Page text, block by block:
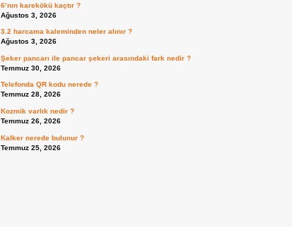
6’nın karekökü kaçtır ?
Ağustos 3, 2026
3.2 harcama kaleminden neler alınır ?
Ağustos 3, 2026
Şeker pancarı ile pancar şekeri arasındaki fark nedir ?
Temmuz 30, 2026
Telefonda QR kodu nerede ?
Temmuz 28, 2026
Kozmik varlık nedir ?
Temmuz 26, 2026
Kalker nerede bulunur ?
Temmuz 25, 2026